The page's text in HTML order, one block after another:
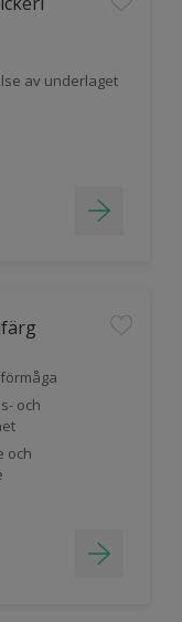
av underlaget
och
och